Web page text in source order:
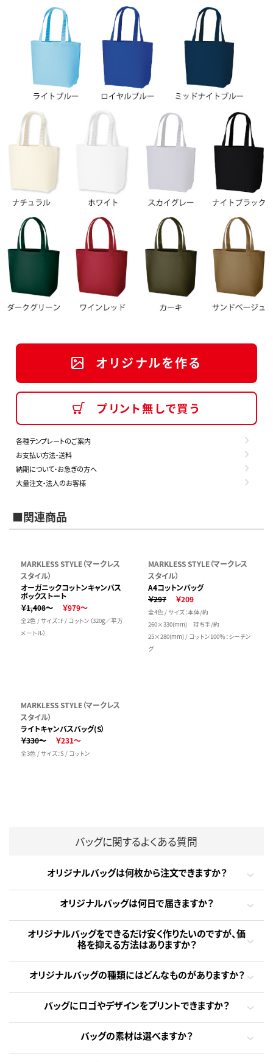
オリジナルを作る
プリント無しで買う
各種テンプレートのご案内
お支払い方法・送料
納期について・お急ぎの方へ
大量注文・法人のお客様
■関連商品
MARKLESS STYLE（マークレス
スタイル）
オーガニックコットンキャンバス
ボックストート
￥1,408～
￥979～
全2色 / サイズ：F / コットン（320g／平方
メートル）
MARKLESS STYLE（マークレス
スタイル）
A4コットンバッグ
￥297
￥209
全4色 / サイズ：本体/約
260×330(mm) 持ち手/約
25×280(mm) / コットン100％：シーチン
グ
MARKLESS STYLE（マークレス
スタイル）
ライトキャンバスバッグ(S）
￥330～
￥231～
全3色 / サイズ：S / コットン
バッグに関するよくある質問
オリジナルバッグは何枚から注文できますか？
オリジナルバッグは何日で届きますか？
オリジナルバッグをできるだけ安く作りたいのですが、価
格を抑える方法はありますか？
オリジナルバッグの種類にはどんなものがありますか？
バッグにロゴやデザインをプリントできますか？
バッグの素材は選べますか？